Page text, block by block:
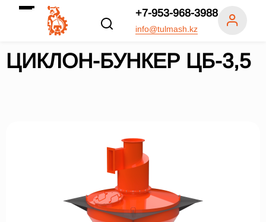
+7-953-968-3988
info@tulmash.kz
ЦИКЛОН-БУНКЕР ЦБ-3,5